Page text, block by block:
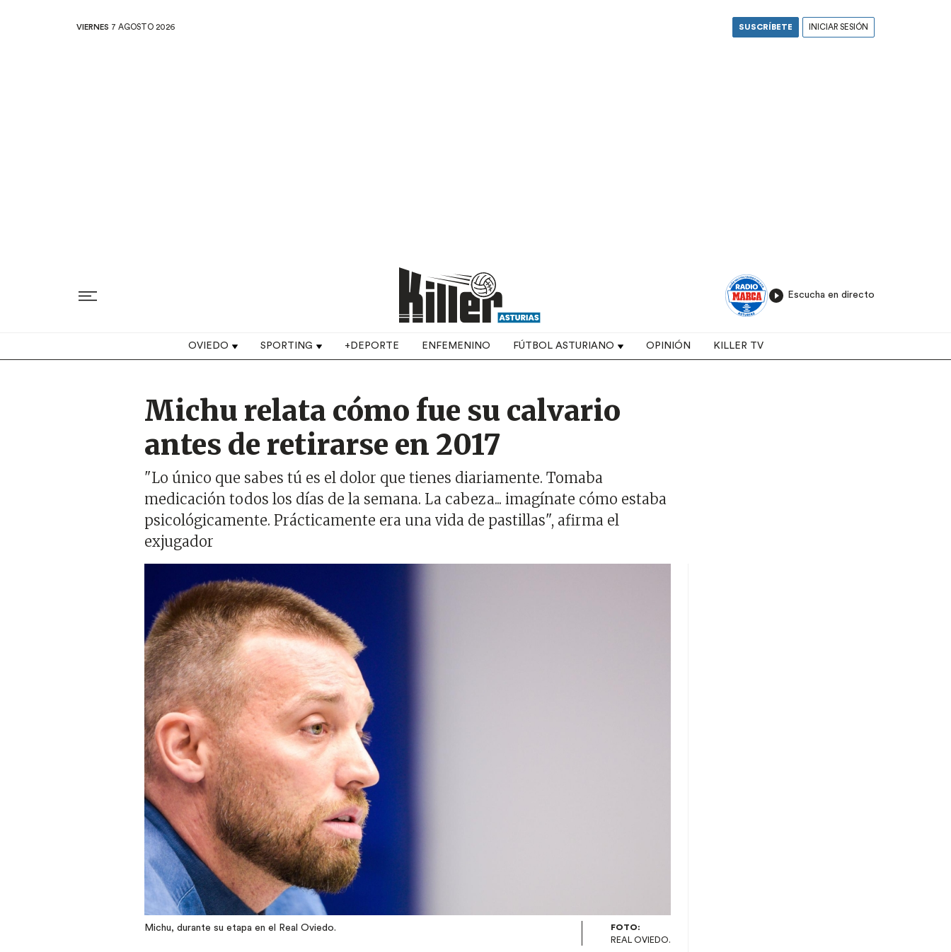
VIERNES 7 AGOSTO 2026 SUSCRÍBETE INICIAR SESIÓN
Escucha en directo
Top navigation
OVIEDO SPORTING +DEPORTE ENFEMENINO FÚTBOL ASTURIANO OPINIÓN KILLER TV
Michu relata cómo fue su calvario
antes de retirarse en 2017
"Lo único que sabes tú es el dolor que tienes diariamente. Tomaba
medicación todos los días de la semana. La cabeza... imagínate cómo estaba
psicológicamente. Prácticamente era una vida de pastillas", afirma el
exjugador
Michu, durante su etapa en el Real Oviedo.
FOTO:
REAL OVIEDO.